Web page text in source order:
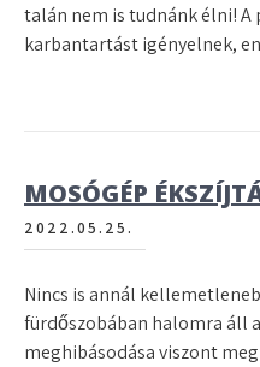
talán nem is tudnánk élni! A
karbantartást igényelnek,
MOSÓGÉP
2022.05.25.
Nincs is annál
fürdőszobában halomra áll
meghibásodása viszont